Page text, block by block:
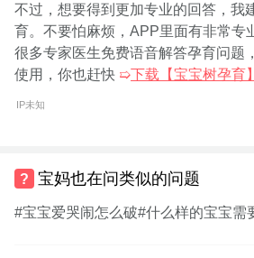
不过，想要得到更加专业的回答，我
育。不要怕麻烦，APP里面有非常专
很多专家医生免费语音解答孕育问题
使用，你也赶快 ➯下载【宝宝树孕育】
IP未知
宝妈也在问类似的问题
#宝宝爱哭闹怎么破#什么样的宝宝需